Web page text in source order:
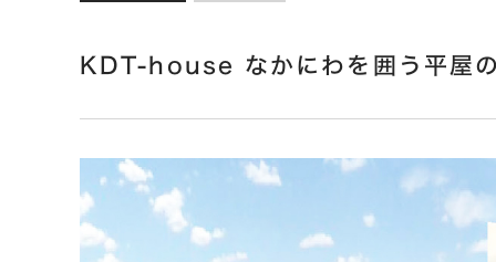
KDT-house なかにわを囲う平屋